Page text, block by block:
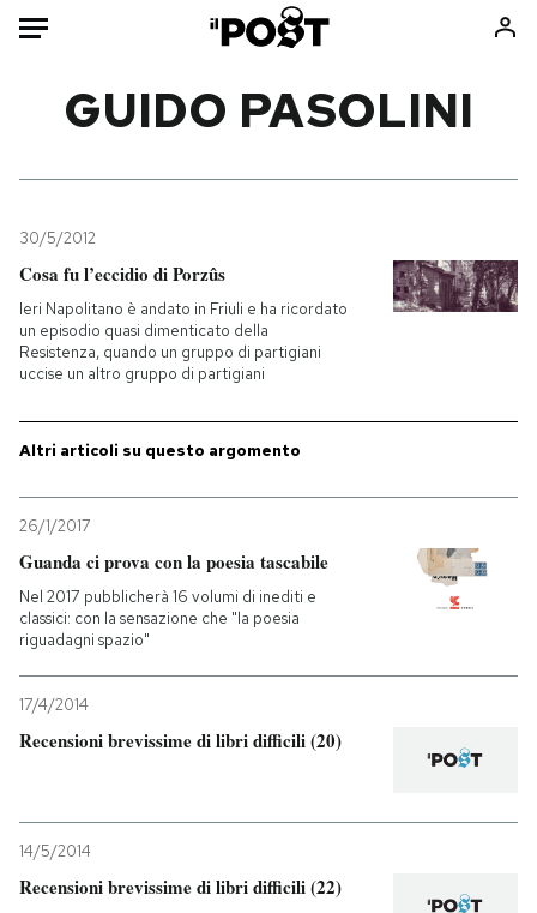
Mondo
Politica
Tecnologia
Internet
Scienza
Economia
Consumismi
Storie/Idee
PODCAST
I MIEI PREFERITI
SHOP
CALENDARIO
GUIDO PASOLINI
30/5/2012
Cosa fu l’eccidio di Porzûs
Ieri Napolitano è andato in Friuli e ha ricordato
un episodio quasi dimenticato della
Resistenza, quando un gruppo di partigiani
uccise un altro gruppo di partigiani
Altri articoli su questo argomento
26/1/2017
Guanda ci prova con la poesia tascabile
Nel 2017 pubblicherà 16 volumi di inediti e
classici: con la sensazione che "la poesia
riguadagni spazio"
17/4/2014
Recensioni brevissime di libri difficili (20)
14/5/2014
Recensioni brevissime di libri difficili (22)